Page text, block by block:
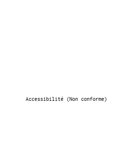
Accessibilité (Non conforme)